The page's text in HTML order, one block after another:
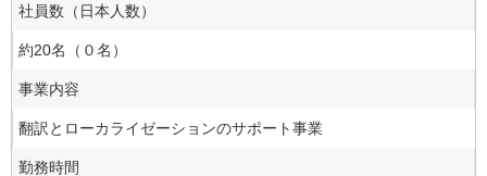
社員数（日本人数）
約20名（０名）
事業内容
翻訳とローカライゼーションのサポート事業
勤務時間